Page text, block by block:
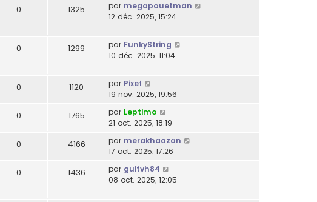
0 1325 par megapouetman
12 déc. 2025, 15:24
0 1299 par FunkyString
10 déc. 2025, 11:04
0 1120 par Pixef
19 nov. 2025, 19:56
0 1765 par Leptimo
21 oct. 2025, 18:19
0 4166 par merakhaazan
17 oct. 2025, 17:26
0 1436 par guitvh84
08 oct. 2025, 12:05